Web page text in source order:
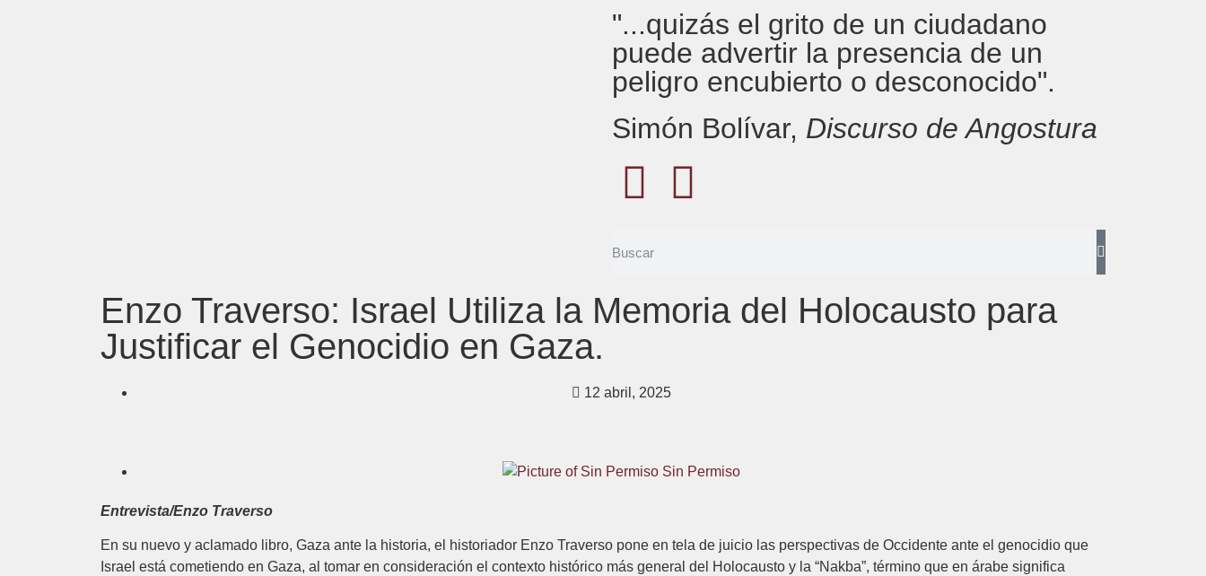
"...quizás el grito de un ciudadano
puede advertir la presencia de un
peligro encubierto o desconocido".
Simón Bolívar, Discurso de Angostura
Enzo Traverso: Israel Utiliza la Memoria del Holocausto para
Justificar el Genocidio en Gaza.
12 abril, 2025
Sin Permiso
Entrevista/Enzo Traverso
En su nuevo y aclamado libro, Gaza ante la historia, el historiador Enzo Traverso pone en tela de juicio las perspectivas de Occidente ante el genocidio que
Israel está cometiendo en Gaza, al tomar en consideración el contexto histórico más general del Holocausto y la “Nakba”, término que en árabe significa